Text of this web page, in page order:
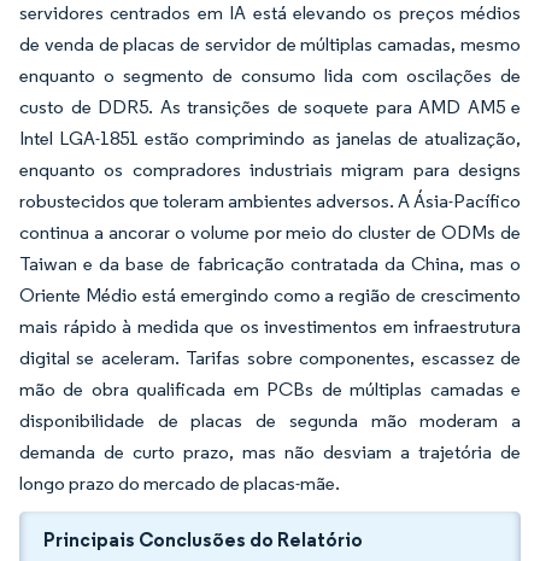
servidores centrados em IA está elevando os preços médios
de venda de placas de servidor de múltiplas camadas, mesmo
enquanto o segmento de consumo lida com oscilações de
custo de DDR5. As transições de soquete para AMD AM5 e
Intel LGA-1851 estão comprimindo as janelas de atualização,
enquanto os compradores industriais migram para designs
robustecidos que toleram ambientes adversos. A Ásia-Pacífico
continua a ancorar o volume por meio do cluster de ODMs de
Taiwan e da base de fabricação contratada da China, mas o
Oriente Médio está emergindo como a região de crescimento
mais rápido à medida que os investimentos em infraestrutura
digital se aceleram. Tarifas sobre componentes, escassez de
mão de obra qualificada em PCBs de múltiplas camadas e
disponibilidade de placas de segunda mão moderam a
demanda de curto prazo, mas não desviam a trajetória de
longo prazo do mercado de placas-mãe.
Principais Conclusões do Relatório